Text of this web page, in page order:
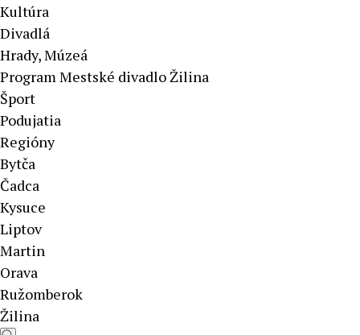
Kultúra
Divadlá
Hrady, Múzeá
Program Mestské divadlo Žilina
Šport
Podujatia
Regióny
Bytča
Čadca
Kysuce
Liptov
Martin
Orava
Ružomberok
Žilina